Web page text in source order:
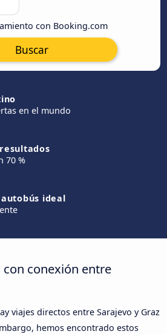
con Booking.com
Buscar
en el mundo
70 %
ideal
conexión entre
viajes directos entre Sarajevo y Graz
hemos encontrado estos